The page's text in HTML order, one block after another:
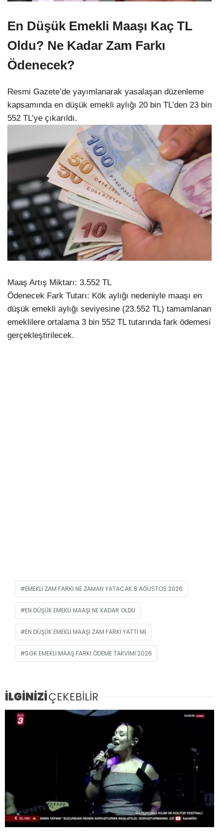
En Düşük Emekli Maaşı Kaç TL
Oldu? Ne Kadar Zam Farkı
Ödenecek?
Resmi Gazete’de yayımlanarak yasalaşan düzenleme
kapsamında en düşük emekli aylığı 20 bin TL’den 23 bin
552 TL’ye çıkarıldı.
Maaş Artış Miktarı: 3.552 TL
Ödenecek Fark Tutarı: Kök aylığı nedeniyle maaşı en
düşük emekli aylığı seviyesine (23.552 TL) tamamlanan
emeklilere ortalama 3 bin 552 TL tutarında fark ödemesi
gerçekleştirilecek.
EMEKLI ZAM FARKI NE ZAMAN YATACAK 8 AĞUSTOS 2026
EN DÜŞÜK EMEKLI MAAŞI NE KADAR OLDU
EN DÜŞÜK EMEKLI MAAŞI ZAM FARKI YATTI MI
SGK EMEKLI MAAŞ FARKI ÖDEME TAKVIMI 2026
İLGİNİZİÇEKEBİLİR